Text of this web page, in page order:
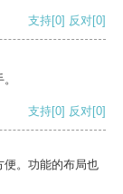
支持[0] 反对[0]
支持[0] 反对[0]
便。功能的布局也